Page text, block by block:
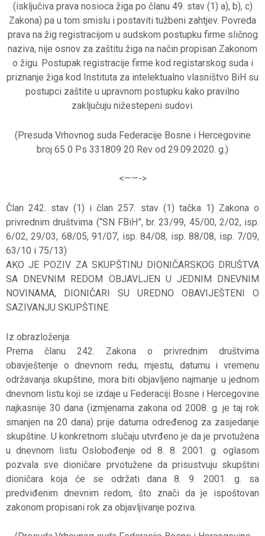
(isključiva prava nosioca žiga po članu 49. stav (1) a), b), c)
Zakona) pa u tom smislu i postaviti tužbeni zahtjev. Povreda
prava na žig registracijom u sudskom postupku firme sličnog
naziva, nije osnov za zaštitu žiga na način propisan Zakonom
o žigu. Postupak registracije firme kod registarskog suda i
priznanje žiga kod Instituta za intelektualno vlasništvo BiH su
postupci zaštite u upravnom postupku kako pravilno
zaključuju nižestepeni sudovi.
(Presuda Vrhovnog suda Federacije Bosne i Hercegovine
broj 65 0 Ps 331809 20 Rev od 29.09.2020. g.)
<——->
Član 242. stav (1) i član 257. stav (1) tačka 1) Zakona o
privrednim društvima (“SN FBiH”, br. 23/99, 45/00, 2/02, isp.
6/02, 29/03, 68/05, 91/07, isp. 84/08, isp. 88/08, isp. 7/09,
63/10 i 75/13)
AKO JE POZIV ZA SKUPŠTINU DIONIČARSKOG DRUŠTVA
SA DNEVNIM REDOM OBJAVLJEN U JEDNIM DNEVNIM
NOVINAMA, DIONIČARI SU UREDNO OBAVIJEŠTENI O
SAZIVANJU SKUPŠTINE.
Iz obrazloženja:
Prema članu 242. Zakona o privrednim društvima
obavještenje o dnevnom redu, mjestu, datumu i vremenu
održavanja skupštine, mora biti objavljeno najmanje u jednom
dnevnom listu koji se izdaje u Federaciji Bosne i Hercegovine
najkasnije 30 dana (izmjenama zakona od 2008. g. je taj rok
smanjen na 20 dana) prije datuma određenog za zasjedanje
skupštine. U konkretnom slučaju utvrđeno je da je prvotužena
u dnevnom listu Oslobođenje od 8. 8. 2001. g. oglasom
pozvala sve dioničare prvotužene da prisustvuju skupštini
dioničara koja će se održati dana 8. 9. 2001. g. sa
predviđenim dnevnim redom, što znači da je ispoštovan
zakonom propisani rok za objavljivanje poziva.